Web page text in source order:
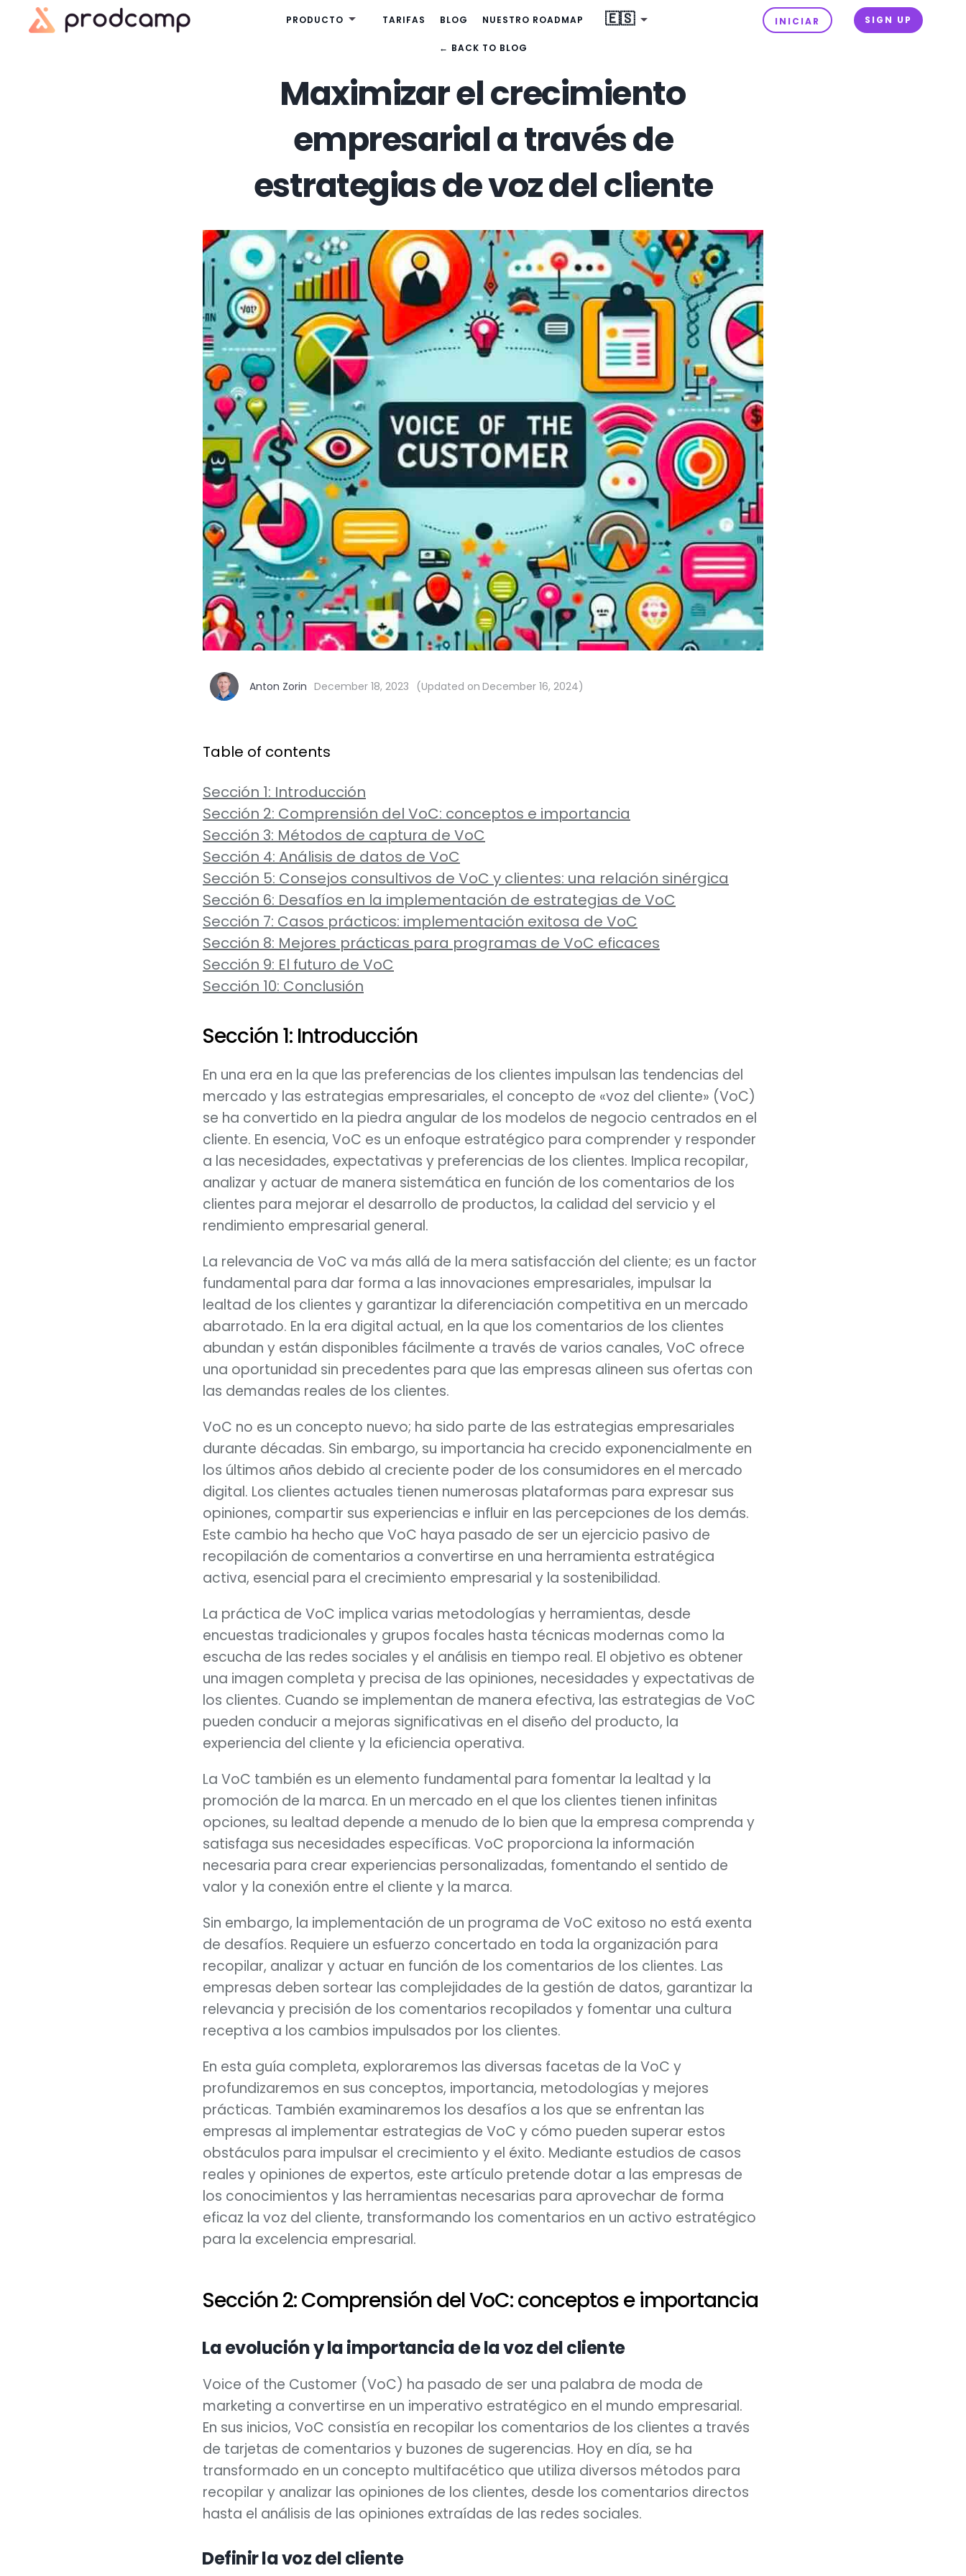
PRODUCTO TARIFAS BLOG NUESTRO ROADMAP 🇪🇸 INICIAR SIGN UP
← BACK TO BLOG
Maximizar el crecimiento
empresarial a través de
estrategias de voz del cliente
Anton Zorin December 18, 2023 (Updated on December 16, 2024)
Table of contents
Sección 1: Introducción
Sección 2: Comprensión del VoC: conceptos e importancia
Sección 3: Métodos de captura de VoC
Sección 4: Análisis de datos de VoC
Sección 5: Consejos consultivos de VoC y clientes: una relación sinérgica
Sección 6: Desafíos en la implementación de estrategias de VoC
Sección 7: Casos prácticos: implementación exitosa de VoC
Sección 8: Mejores prácticas para programas de VoC eficaces
Sección 9: El futuro de VoC
Sección 10: Conclusión
Sección 1: Introducción
En una era en la que las preferencias de los clientes impulsan las tendencias del
mercado y las estrategias empresariales, el concepto de «voz del cliente» (VoC)
se ha convertido en la piedra angular de los modelos de negocio centrados en el
cliente. En esencia, VoC es un enfoque estratégico para comprender y responder
a las necesidades, expectativas y preferencias de los clientes. Implica recopilar,
analizar y actuar de manera sistemática en función de los comentarios de los
clientes para mejorar el desarrollo de productos, la calidad del servicio y el
rendimiento empresarial general.
La relevancia de VoC va más allá de la mera satisfacción del cliente; es un factor
fundamental para dar forma a las innovaciones empresariales, impulsar la
lealtad de los clientes y garantizar la diferenciación competitiva en un mercado
abarrotado. En la era digital actual, en la que los comentarios de los clientes
abundan y están disponibles fácilmente a través de varios canales, VoC ofrece
una oportunidad sin precedentes para que las empresas alineen sus ofertas con
las demandas reales de los clientes.
VoC no es un concepto nuevo; ha sido parte de las estrategias empresariales
durante décadas. Sin embargo, su importancia ha crecido exponencialmente en
los últimos años debido al creciente poder de los consumidores en el mercado
digital. Los clientes actuales tienen numerosas plataformas para expresar sus
opiniones, compartir sus experiencias e influir en las percepciones de los demás.
Este cambio ha hecho que VoC haya pasado de ser un ejercicio pasivo de
recopilación de comentarios a convertirse en una herramienta estratégica
activa, esencial para el crecimiento empresarial y la sostenibilidad.
La práctica de VoC implica varias metodologías y herramientas, desde
encuestas tradicionales y grupos focales hasta técnicas modernas como la
escucha de las redes sociales y el análisis en tiempo real. El objetivo es obtener
una imagen completa y precisa de las opiniones, necesidades y expectativas de
los clientes. Cuando se implementan de manera efectiva, las estrategias de VoC
pueden conducir a mejoras significativas en el diseño del producto, la
experiencia del cliente y la eficiencia operativa.
La VoC también es un elemento fundamental para fomentar la lealtad y la
promoción de la marca. En un mercado en el que los clientes tienen infinitas
opciones, su lealtad depende a menudo de lo bien que la empresa comprenda y
satisfaga sus necesidades específicas. VoC proporciona la información
necesaria para crear experiencias personalizadas, fomentando el sentido de
valor y la conexión entre el cliente y la marca.
Sin embargo, la implementación de un programa de VoC exitoso no está exenta
de desafíos. Requiere un esfuerzo concertado en toda la organización para
recopilar, analizar y actuar en función de los comentarios de los clientes. Las
empresas deben sortear las complejidades de la gestión de datos, garantizar la
relevancia y precisión de los comentarios recopilados y fomentar una cultura
receptiva a los cambios impulsados por los clientes.
En esta guía completa, exploraremos las diversas facetas de la VoC y
profundizaremos en sus conceptos, importancia, metodologías y mejores
prácticas. También examinaremos los desafíos a los que se enfrentan las
empresas al implementar estrategias de VoC y cómo pueden superar estos
obstáculos para impulsar el crecimiento y el éxito. Mediante estudios de casos
reales y opiniones de expertos, este artículo pretende dotar a las empresas de
los conocimientos y las herramientas necesarias para aprovechar de forma
eficaz la voz del cliente, transformando los comentarios en un activo estratégico
para la excelencia empresarial.
Sección 2: Comprensión del VoC: conceptos e importancia
La evolución y la importancia de la voz del cliente
Voice of the Customer (VoC) ha pasado de ser una palabra de moda de
marketing a convertirse en un imperativo estratégico en el mundo empresarial.
En sus inicios, VoC consistía en recopilar los comentarios de los clientes a través
de tarjetas de comentarios y buzones de sugerencias. Hoy en día, se ha
transformado en un concepto multifacético que utiliza diversos métodos para
recopilar y analizar las opiniones de los clientes, desde los comentarios directos
hasta el análisis de las opiniones extraídas de las redes sociales.
Definir la voz del cliente